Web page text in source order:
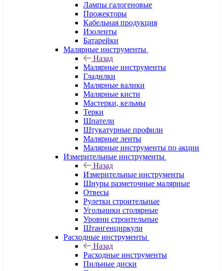
Лампы галогеновые
Прожекторы
Кабельная продукция
Изоленты
Батарейки
Малярные инструменты
Назад
Малярные инструменты
Гладилки
Малярные валики
Малярные кисти
Мастерки, кельмы
Терки
Шпатели
Штукатурные профили
Малярные ленты
Малярные инструменты по акции
Измерительные инструменты
Назад
Измерительные инструменты
Шнуры разметочные малярные
Отвесы
Рулетки строительные
Угольники столярные
Уровни строительные
Штангенциркули
Расходные инструменты
Назад
Расходные инструменты
Пильные диски